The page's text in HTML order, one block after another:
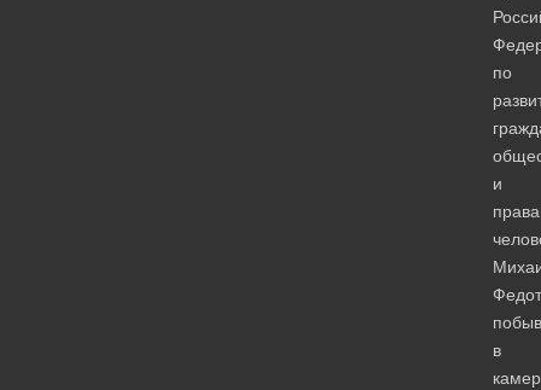
по
и
в